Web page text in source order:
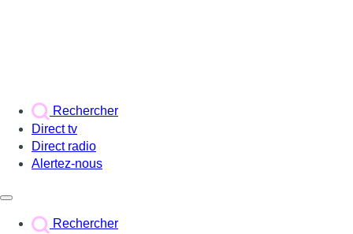
Rechercher
Direct tv
Direct radio
Alertez-nous
Rechercher